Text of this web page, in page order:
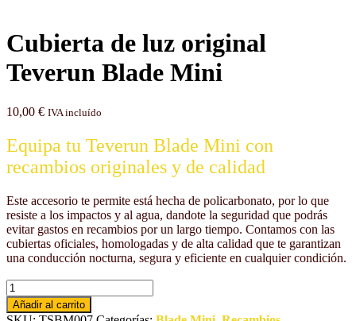
Cubierta de luz original
Teverun Blade Mini
10,00 € IVA incluído
Equipa tu Teverun Blade Mini con
recambios originales y de calidad
Este accesorio te permite está hecha de policarbonato, por lo que
resiste a los impactos y al agua, dandote la seguridad que podrás
evitar gastos en recambios por un largo tiempo. Contamos con las
cubiertas oficiales, homologadas y de alta calidad que te garantizan
una conducción nocturna, segura y eficiente en cualquier condición.
Cubierta
de
luz
Añadir al carrito